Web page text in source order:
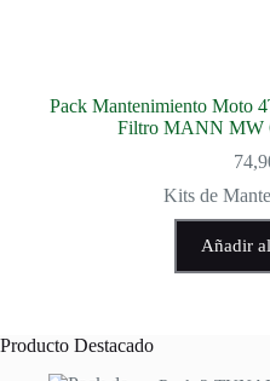
Pack Mantenimiento Moto
Filtro MANN MW
Kits de
Añadir
Producto Destacado